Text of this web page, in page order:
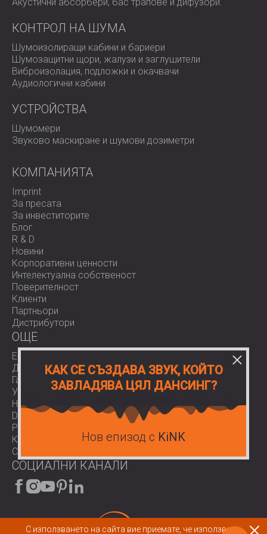
Разгледайте пълната ни гама от
акустични панели
звукови дифузери и резервирайте консултация с екипа
на DECIBEL. Независимо дали проектирате място за
представления или настройвате студиото си, вашият
перфектен звук започва оттук.
КОНТРОЛ НА ШУМА
Шумоизолиращи кабини и бариери
Шумозащитни щори, жалузи и заглушители
Виброизолация, подложки и окачвачи
Аудиологични кабини
УСТРОЙСТВА
Шумомери
Звуково маскиране и шумови дозиметри
КОМПАНИЯТА
Imprint
За пресата
За инвеститорите
Блог
R & D
Новини
Корпоративни ценности
Интелектуална собственост
Поверителност
Клиенти
Партньори
Дистрибутори
OЩЕ
E-Shop
Доставки
Гаранции
Условия за ползване
Нормативи
Download area
Работа при нас
Контакти
COVID-19
СОЦИАЛНИ КАНАЛИ
С използването на сайта вие приемате, че използваме
КАК СЕ СЪЗДАВА ЗВУК, КОЙТО
ЗАВЛАДЯВА ЦЯЛ ДАНСИНГ?
Нов епизод с KiNK